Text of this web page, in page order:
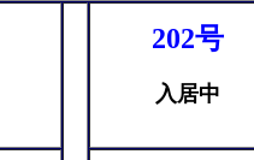
202号
入居中